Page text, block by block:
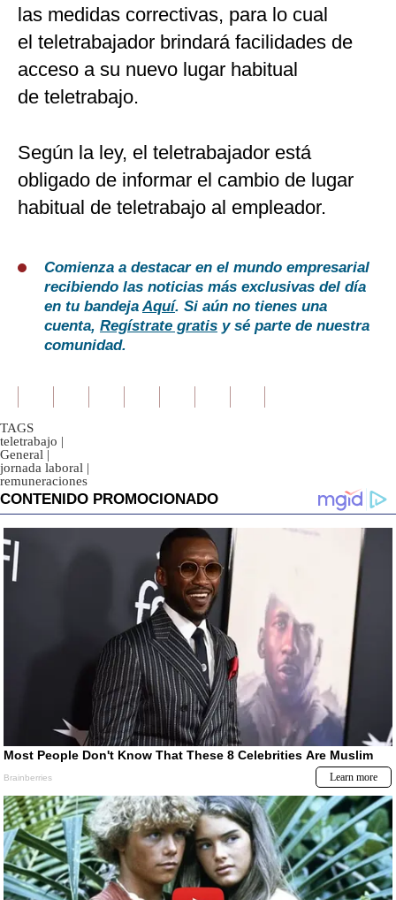
las medidas correctivas, para lo cual
el teletrabajador brindará facilidades de
acceso a su nuevo lugar habitual
de teletrabajo.
Según la ley, el teletrabajador está
obligado de informar el cambio de lugar
habitual de teletrabajo al empleador.
Comienza a destacar en el mundo empresarial
recibiendo las noticias más exclusivas del día
en tu bandejaAquí. Si aún no tienes una
cuenta, Regístrate gratis y sé parte de nuestra
comunidad.
TAGS
teletrabajo |
General |
jornada laboral |
remuneraciones